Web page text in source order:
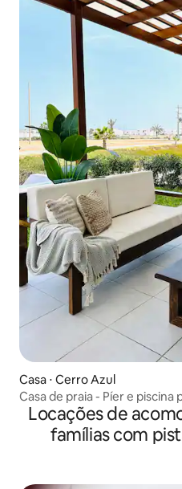
Casa ⋅ Cerro Azul
Casa de praia - Píer e piscina
Locações de
famílias com